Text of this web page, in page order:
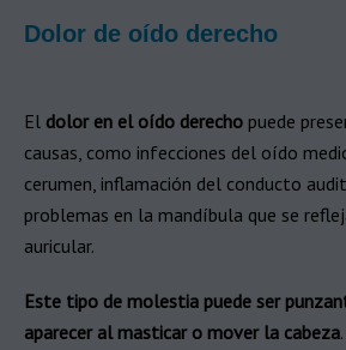
Dolor de oído derecho
El dolor en el oído derecho puede
causas, como infecciones del oído
cerumen, inflamación del conducto
problemas en la mandíbula que se
auricular.
Este tipo de molestia puede ser
aparecer al masticar o mover la cabeza